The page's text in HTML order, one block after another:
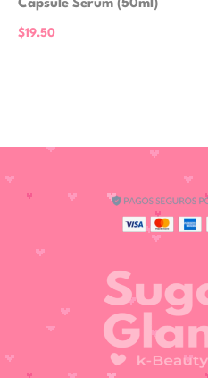
Capsule Serum (50ml)
$19.50